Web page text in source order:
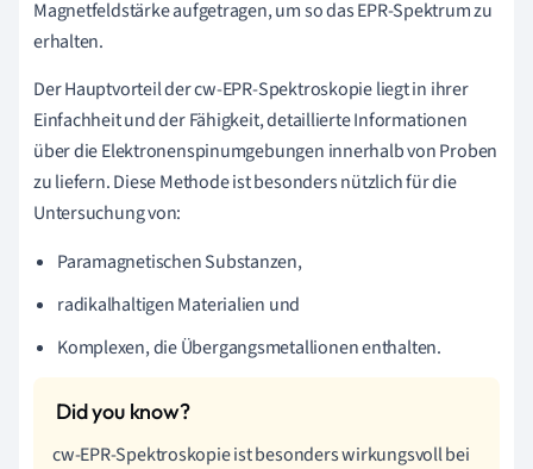
Magnetfeldstärke aufgetragen, um so das EPR-Spektrum zu
erhalten.
Der Hauptvorteil der cw-EPR-Spektroskopie liegt in ihrer
Einfachheit und der Fähigkeit, detaillierte Informationen
über die Elektronenspinumgebungen innerhalb von Proben
zu liefern. Diese Methode ist besonders nützlich für die
Untersuchung von:
Paramagnetischen Substanzen,
radikalhaltigen Materialien und
Komplexen, die Übergangsmetallionen enthalten.
cw-EPR-Spektroskopie ist besonders wirkungsvoll bei